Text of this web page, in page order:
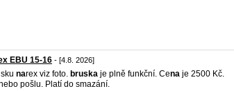
EBU 15-16 - [4.8. 2026]
narex viz foto. bruska je plně funkční. Cena je 2500 Kč.
pošlu. Platí do smazání.